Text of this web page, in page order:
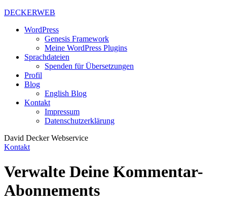
DECKERWEB
WordPress
Genesis Framework
Meine WordPress Plugins
Sprachdateien
Spenden für Übersetzungen
Profil
Blog
English Blog
Kontakt
Impressum
Datenschutzerklärung
David Decker Webservice
Kontakt
Verwalte Deine Kommentar-
Abonnements